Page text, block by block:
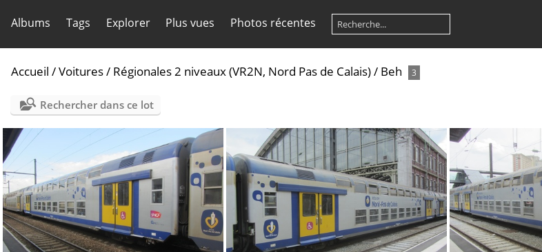
Albums Tags Explorer Plus vues Photos récentes
Accueil /Voitures/ Régionales 2 niveaux (VR2N, Nord Pas de Calais)/ Beh 3
Rechercher dans ce lot